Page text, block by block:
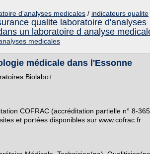
d'analyses medicales / indicateurs qualite
qualite laboratoire d'analyses
un laboratoire d analyse
medicales
médicale dans l'Essonne
Biolabo+
COFRAC (accréditation partielle n° 8-
et portées disponibles sur www.cofrac.fr